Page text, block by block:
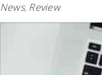
News, Review